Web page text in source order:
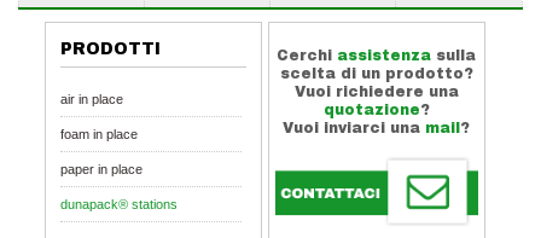
PRODOTTI
air in place
foam in place
paper in place
dunapack® stations
Cerchi assistenza sulla
scelta di un prodotto?
Vuoi richiedere una
quotazione?
Vuoi inviarci una mail?